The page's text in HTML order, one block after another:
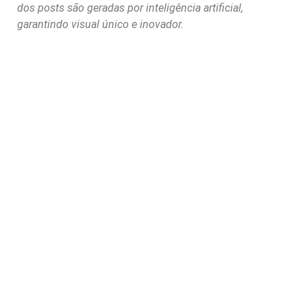
dos posts são geradas por inteligência artificial,
garantindo visual único e inovador.